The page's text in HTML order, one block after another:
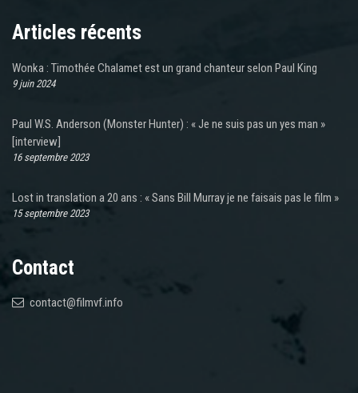
Articles récents
Wonka : Timothée Chalamet est un grand chanteur selon Paul King
9 juin 2024
Paul W.S. Anderson (Monster Hunter) : « Je ne suis pas un yes man »
[interview]
16 septembre 2023
Lost in translation a 20 ans : « Sans Bill Murray je ne faisais pas le film »
15 septembre 2023
Contact
contact@filmvf.info